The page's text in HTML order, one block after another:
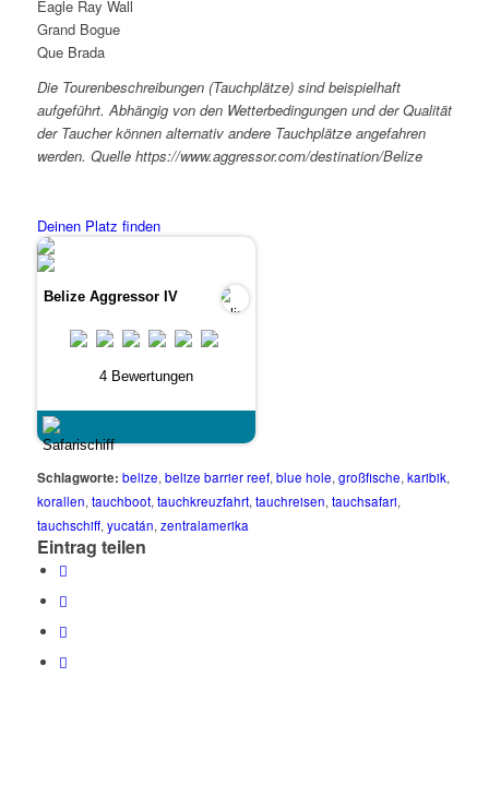
Eagle Ray Wall
Grand Bogue
Que Brada
Die Tourenbeschreibungen (Tauchplätze) sind beispielhaft
aufgeführt. Abhängig von den Wetterbedingungen und der Qualität
der Taucher können alternativ andere Tauchplätze angefahren
werden. Quelle https://www.aggressor.com/destination/Belize
Deinen Platz finden
Belize Aggressor IV
4 Bewertungen
Schlagworte: belize, belize barrier reef, blue hole, großfische, karibik,
korallen, tauchboot, tauchkreuzfahrt, tauchreisen, tauchsafari,
tauchschiff, yucatán, zentralamerika
Eintrag teilen